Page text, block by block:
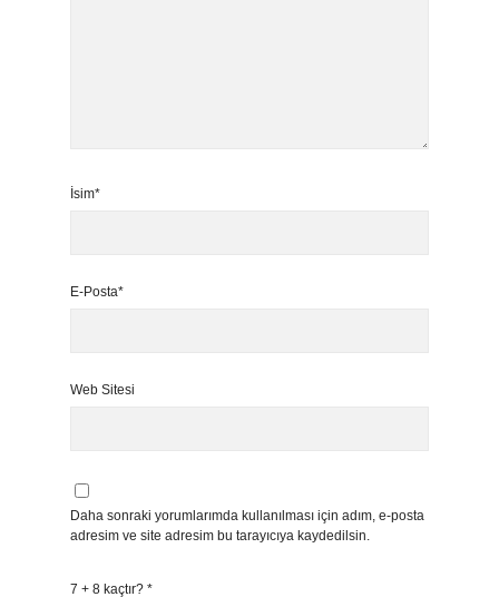
İsim*
E-Posta*
Web Sitesi
Daha sonraki yorumlarımda kullanılması için adım, e-posta
adresim ve site adresim bu tarayıcıya kaydedilsin.
7 + 8 kaçtır? *